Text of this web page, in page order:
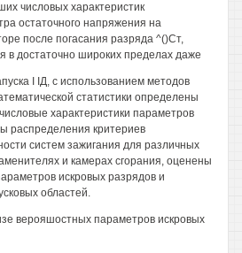
числовых характеристик
остаточного напряжения на
после погасания разряда ^()Ст,
в достаточно широких пределах даже
I IД, с использованием методов
статистики определены
характеристики параметров
распределения критериев
систем зажигания для различных
и камерах сгорания, оценены
искровых разрядов и
областей.
верояшостных параметров искровых